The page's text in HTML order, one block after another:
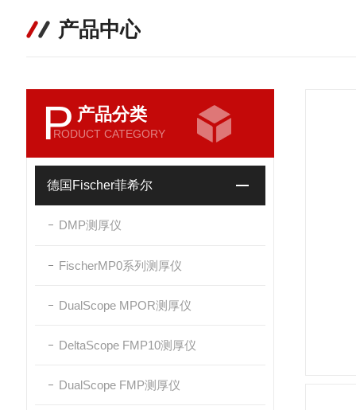
产品中心
P 产品分类
RODUCT CATEGORY
德国Fischer菲希尔
DMP测厚仪
FischerMP0系列测厚仪
DualScope MPOR测厚仪
DeltaScope FMP10测厚仪
DualScope FMP测厚仪